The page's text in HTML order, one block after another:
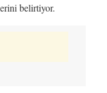
belirtiyor.